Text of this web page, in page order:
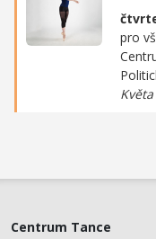
pro
Centrum Tance